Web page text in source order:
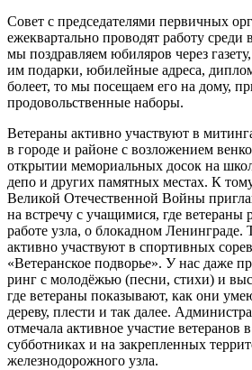
Совет с председателями первичных
ежеквартально проводят работу
мы поздравляем юбиляров через
им подарки, юбилейные адреса,
болеет, то мы посещаем его на дому,
продовольственные наборы.
Ветераны активно участвуют в
в городе и районе с возложением
открытии мемориальных досок на
депо и других памятных местах. К
Великой Отечественной Войны
на встречу с учащимися, где ветераны
работе узла, о блокадном
активно участвуют в спортивных
«Ветеранское подворье». У нас даже
ринг с молодёжью (песни, стихи) и
где ветераны показывают, как они
дереву, плести и так далее.
отмечала активное участие ветеранов
субботниках и на закрепленных
железнодорожного узла.